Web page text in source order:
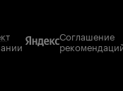
Соглашение